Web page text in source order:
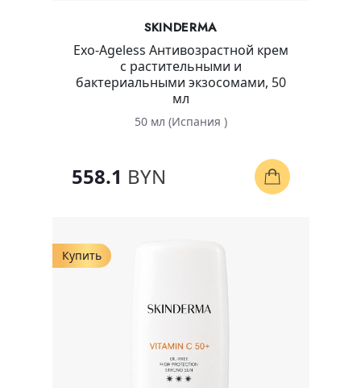
SKINDERMA
Exo-Ageless Антивозрастной крем
с растительными и
бактериальными экзосомами, 50
мл
50 мл (Испания )
558.1 BYN
Купить